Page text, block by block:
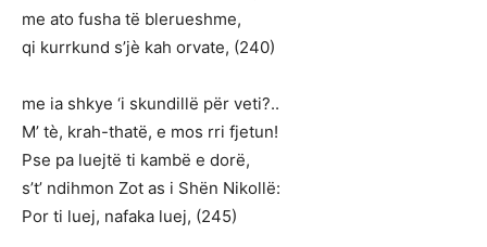
me ato fusha të blerueshme,
qi kurrkund s’jè kah orvate, (240)
me ia shkye ‘i skundillë për veti?..
M’ tè, krah-thatë, e mos rri fjetun!
Pse pa luejtë ti kambë e dorë,
s’t’ ndihmon Zot as i Shën Nikollë:
Por ti luej, nafaka luej, (245)